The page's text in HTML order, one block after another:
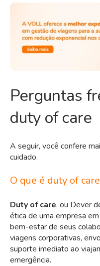
Perguntas
duty of care
A seguir, você confere
cuidado.
O que é duty of
Duty of care, ou Dever
ética de uma empresa
bem-estar de seus
viagens corporativas,
suporte imediato ao
emergência.